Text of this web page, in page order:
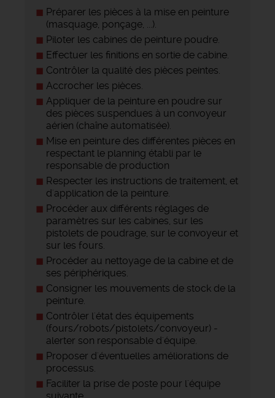
Préparer les pièces à la mise en peinture
(masquage, ponçage, ...).
Piloter les cabines de peinture poudre.
Effectuer les finitions en sortie de cabine.
Contrôler la qualité des pièces peintes.
Accrocher les pièces.
Appliquer de la peinture en poudre sur
des pièces suspendues à un convoyeur
aérien (chaîne automatisée).
Mise en peinture des différentes pièces en
respectant le planning établi par le
responsable de production
Respecter les instructions de traitement, et
d'application de la peinture.
Procéder aux différents réglages de
paramètres sur les cabines, sur les
pistolets de poudrage, sur le convoyeur et
sur les fours.
Procéder au nettoyage de la cabine et de
ses périphériques.
Consigner les mouvements de stock de la
peinture.
Contrôler l'état des équipements
(fours/robots/pistolets/convoyeur) -
alerter son responsable d'équipe.
Proposer d'éventuelles améliorations de
processus.
Faciliter la prise de poste pour l'équipe